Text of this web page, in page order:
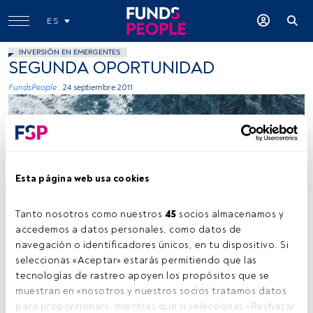
Esta página web usa cookies
Tanto nosotros como nuestros 45 socios almacenamos y
accedemos a datos personales, como datos de
navegación o identificadores únicos, en tu dispositivo. Si
seleccionas «Aceptar» estarás permitiendo que las
tecnologías de rastreo apoyen los propósitos que se
muestran en «nosotros y nuestros socios tratamos datos
para proporcionar», mientras que si seleccionas «Rechazar
ES
INVERSIÓN EN EMERGENTES
SEGUNDA OPORTUNIDAD
FundsPeople . 24 septiembre 2011
Kamil Molendys, Unsplash
Tiempo lectura: 5 min.
portunidades